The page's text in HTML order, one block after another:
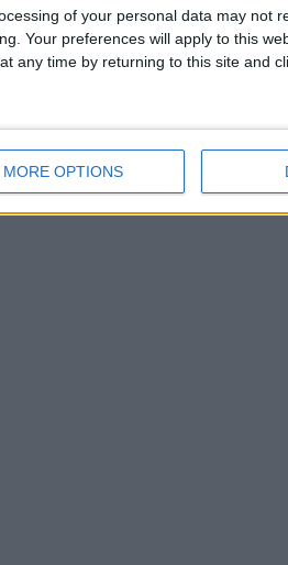
of your personal data may not
Your preferences will apply to this
any time by returning to this site and
MORE OPTIONS
nettoyage, « Moroni Urahafu »
l’insalubrité, elle choisit de s’en
comme Mohamed Ahamada, dont